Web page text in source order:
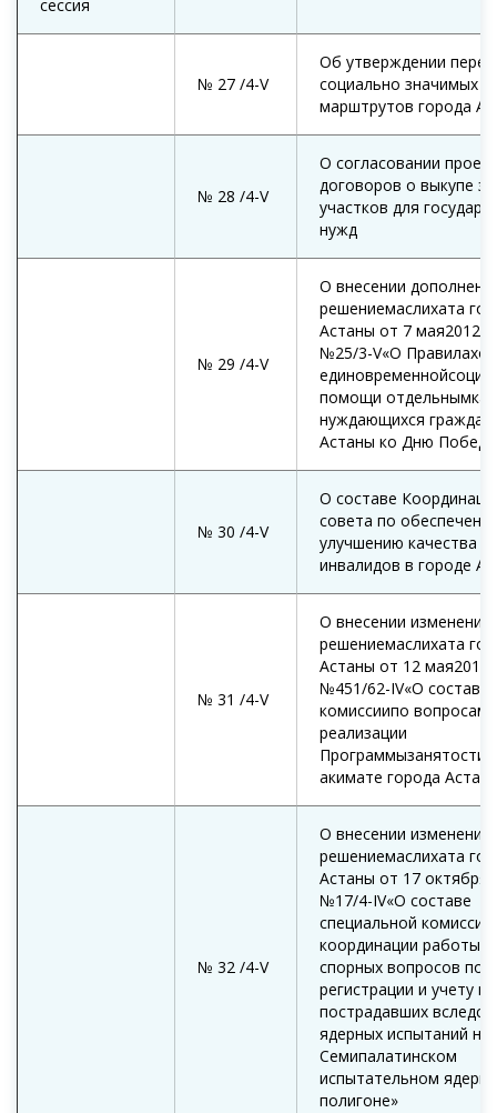
сессия
№ 27 /4-V
Об утверждении
социально значимых
марштрутов города
№ 28 /4-V
О согласовании
договоров о выкупе
участков для
нужд
№ 29 /4-V
О внесении
решениемаслихата
Астаны от 7 мая2012
№25/3-V«О
помощи
нуждающихся
Астаны ко Дню
№ 30 /4-V
О составе
совета по
улучшению качества
инвалидов в городе
№ 31 /4-V
О внесении изменений
решениемаслихата
Астаны от 12 мая2011
№451/62-IV«О составе
комиссиипо вопросам
реализации
Программызанятости
акимате города
№ 32 /4-V
О внесении изменений
решениемаслихата
Астаны от 17 октября
№17/4-IV«О составе
специальной комиссии
координации работы,
спорных вопросов по
регистрации и учету
пострадавших
ядерных испытаний на
Семипалатинском
испытательном
полигоне»